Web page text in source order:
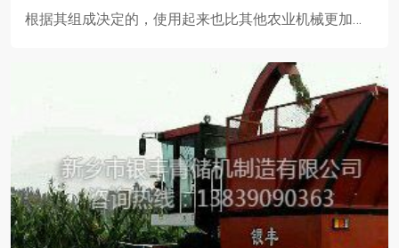
根据其组成决定的，使用起来也比其他农业机械更加方